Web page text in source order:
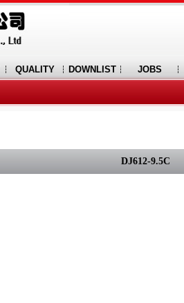
QUALITY DOWNLIST JOBS
DJ612-9.5C